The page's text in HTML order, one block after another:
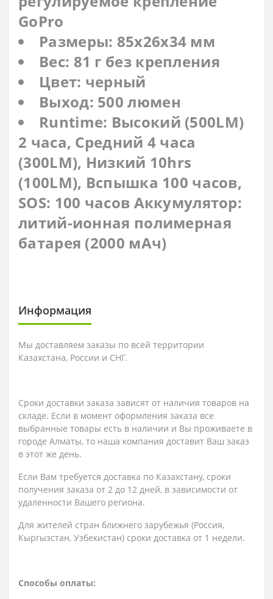
GoPro
Размеры: 85x26x34 мм
Вес: 81 г без крепления
Цвет: черный
Выход: 500 люмен
Runtime: Высокий (500LM)
2 часа, Средний 4 часа
(300LM), Низкий 10hrs
(100LM), Вспышка 100 часов,
SOS: 100 часов Аккумулятор:
литий-ионная полимерная
батарея (2000 мАч)
Информация
Мы доставляем заказы по всей территории
Казахстана, России и СНГ.
Сроки доставки заказа зависят от наличия товаров на
складе. Если в момент оформления заказа все
выбранные товары есть в наличии и Вы проживаете в
городе Алматы, то наша компания доставит Ваш заказ
в этот же день.
Если Вам требуется доставка по Казахстану, сроки
получения заказа от 2 до 12 дней, в зависимости от
удаленности Вашего региона.
Для жителей стран ближнего зарубежья (Россия,
Кыргызстан, Узбекистан) сроки доставка от 1 недели.
Способы оплаты: